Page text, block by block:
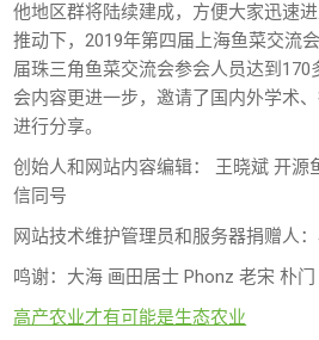
他地区群将陆续建成，方便大家迅速
推动下，2019年第四届上海鱼菜交流
届珠三角鱼菜交流会参会人员达到170
会内容更进一步，邀请了国内外学术
进行分享。
创始人和网站内容编辑： 王晓斌 开源
信同号
网站技术维护管理员和服务器捐赠人
鸣谢：大海 画田居士 Phonz 老宋 朴
高产农业才有可能是生态农业